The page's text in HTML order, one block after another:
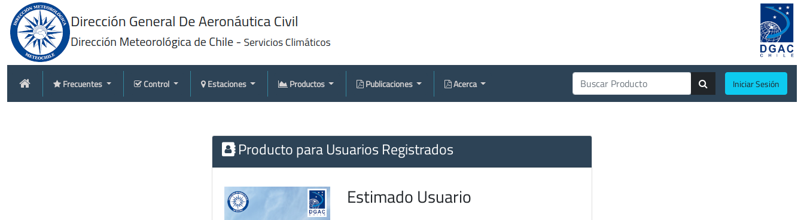
Frecuentes Control Estaciones Productos Publicaciones Acerca Iniciar Sesión
Producto para Usuarios Registrados
Estimado Usuario